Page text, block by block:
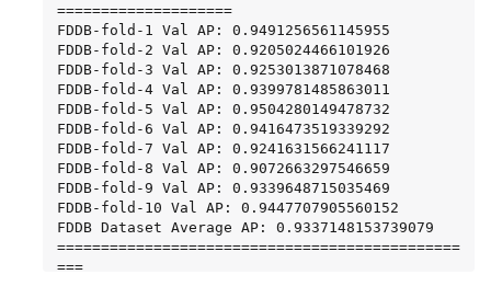
====================
FDDB-fold-1 Val AP: 0.9491256561145955
FDDB-fold-2 Val AP: 0.9205024466101926
FDDB-fold-3 Val AP: 0.9253013871078468
FDDB-fold-4 Val AP: 0.9399781485863011
FDDB-fold-5 Val AP: 0.9504280149478732
FDDB-fold-6 Val AP: 0.9416473519339292
FDDB-fold-7 Val AP: 0.9241631566241117
FDDB-fold-8 Val AP: 0.9072663297546659
FDDB-fold-9 Val AP: 0.9339648715035469
FDDB-fold-10 Val AP: 0.9447707905560152
FDDB Dataset Average AP: 0.9337148153739079
==============================================
===